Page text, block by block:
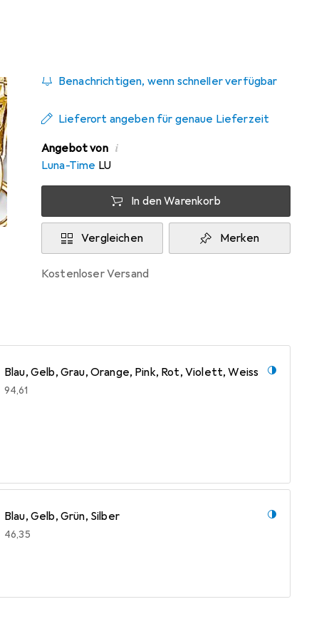
Benachrichtigen, wenn schneller verfügbar
Lieferort angeben für genaue Lieferzeit
Angebot von i
Luna-Time LU
In den Warenkorb
Vergleichen Merken
kostenloser Versand
Blau, Gelb, Grau, Orange, Pink, Rot, Violett, Weiss
EUR
94,61
Blau, Gelb, Grün, Silber
EUR
46,35